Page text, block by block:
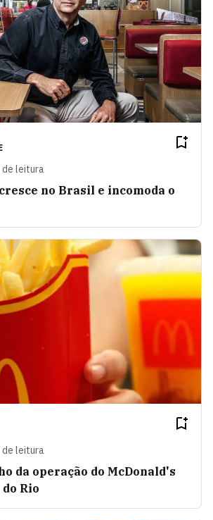
de leitura
no Brasil e incomoda o
de leitura
da operação do McDonald's
Rio